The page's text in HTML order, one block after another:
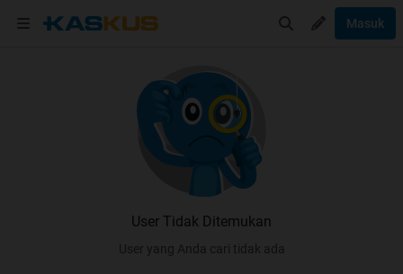
Masuk
User Tidak Ditemukan
User yang Anda cari tidak ada